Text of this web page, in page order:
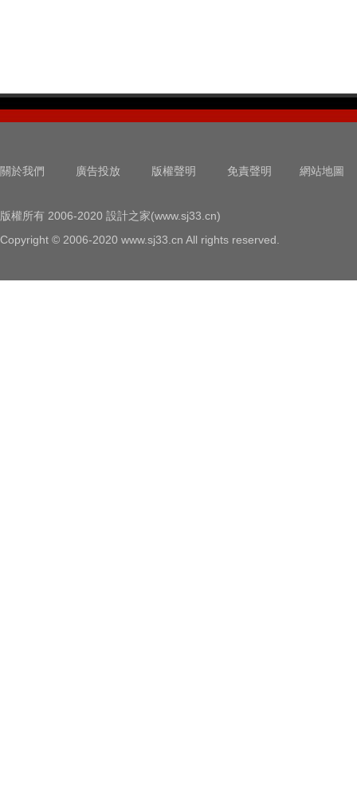
關於我們 廣告投放 版權聲明 免責聲明 網站地圖
版權所有 2006-2020 設計之家(www.sj33.cn)
Copyright © 2006-2020 www.sj33.cn All rights reserved.